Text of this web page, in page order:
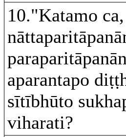
10."Katamo
aparantapo
sītībhūto
viharati?